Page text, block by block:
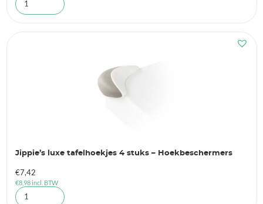
Jippie’s luxe tafelhoekjes 4 stuks – Hoekbeschermers
€7,42
€8,98incl. BTW